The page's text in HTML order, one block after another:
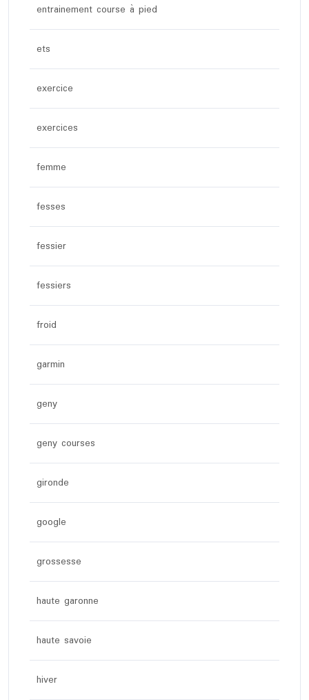
entrainement course à pied
ets
exercice
exercices
femme
fesses
fessier
fessiers
froid
garmin
geny
geny courses
gironde
google
grossesse
haute garonne
haute savoie
hiver